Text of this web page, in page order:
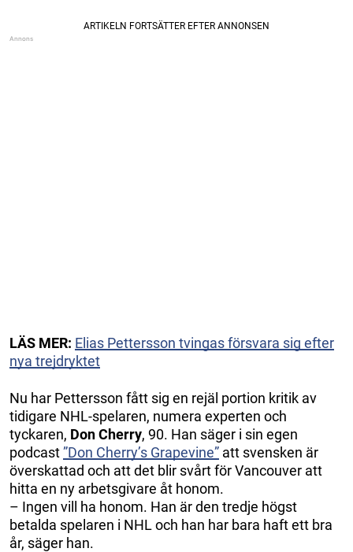
LÄS MER: Elias Pettersson tvingas försvara sig efter
nya trejdryktet
Nu har Pettersson fått sig en rejäl portion kritik av
tidigare NHL-spelaren, numera experten och
tyckaren, Don Cherry, 90. Han säger i sin egen
podcast”Don Cherry’s Grapevine” att svensken är
överskattad och att det blir svårt för Vancouver att
hitta en ny arbetsgivare åt honom.
– Ingen vill ha honom. Han är den tredje högst
betalda spelaren i NHL och han har bara haft ett bra
år, säger han.